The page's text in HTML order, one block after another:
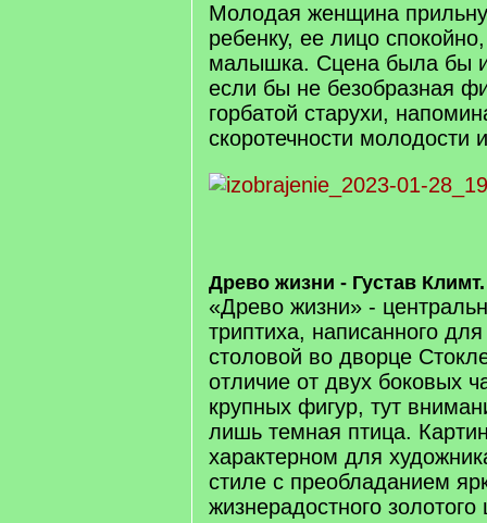
Молодая женщина
ребенку, ее лицо
малышка. Сцена была бы
если бы не безобразная
горбатой старухи,
скоротечности молодости
Древо жизни - Густав Климт.
«Древо жизни» -
триптиха, написанного
столовой во дворце
отличие от двух боковых
крупных фигур, тут
лишь темная птица.
характерном для
стиле с преобладанием
жизнерадостного золотого